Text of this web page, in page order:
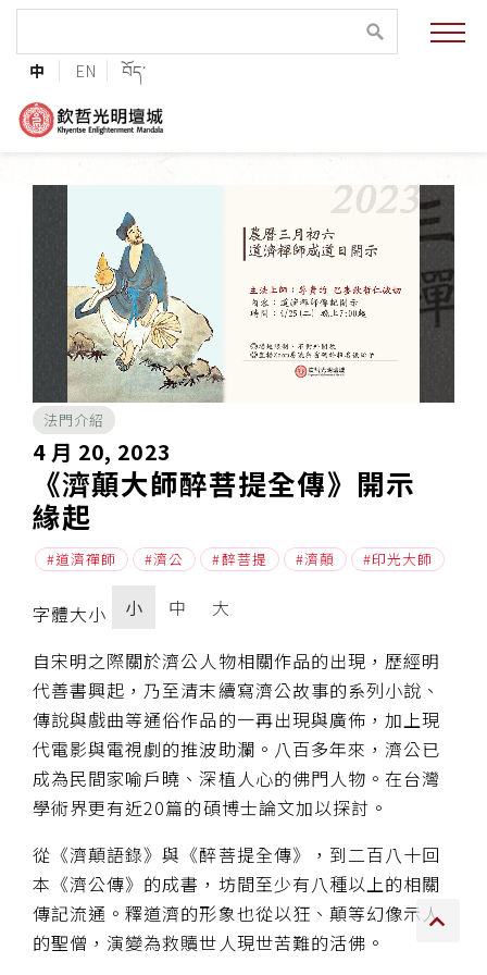
中 EN བོད་
緣起與願景
法王與上師的祝福
培植福田
加入志工
巴麥欽哲傳承
第三世巴麥欽哲仁波切
傳承上師授證
專書與譯著
*巴麥寺與麥青寺的聯合聲明
尊貴上師珍寶開示
巴麥欽哲珍寶開示
前行開示文集
媒體影音集
法門介紹
4 月 20, 2023
《濟顛大師醉菩提全傳》開示
緣起
道濟禪師 濟公 醉菩提 濟顛 印光大師
字體大小 小 中 大
自宋明之際關於濟公人物相關作品的出現，歷經明
代善書興起，乃至清末續寫濟公故事的系列小說、
傳說與戲曲等通俗作品的一再出現與廣佈，加上現
代電影與電視劇的推波助瀾。八百多年來，濟公已
成為民間家喻戶曉、深植人心的佛門人物。在台灣
學術界更有近20篇的碩博士論文加以探討。
從《濟顛語錄》與《醉菩提全傳》，到二百八十回
本《濟公傳》的成書，坊間至少有八種以上的相關
傳記流通。釋道濟的形象也從以狂、顛等幻像示人
的聖僧，演變為救贖世人現世苦難的活佛。